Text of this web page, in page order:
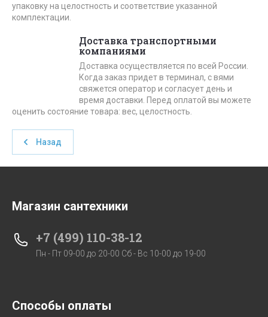
упаковку на целостность и соответствие указанной
комплектации.
Доставка транспортными
компаниями
Доставка осуществляется по всей России.
Когда заказ придет в терминал, с вями
свяжется оператор и согласует день и
время доставки. Перед оплатой вы можете
оценить состояние товара: вес, целостность.
Назад
Магазин сантехники
+7 (499) 110-38-12
Пн - Пт 09-00 до 20-00 Сб - Вс 10-00 до 19-00
Способы оплаты